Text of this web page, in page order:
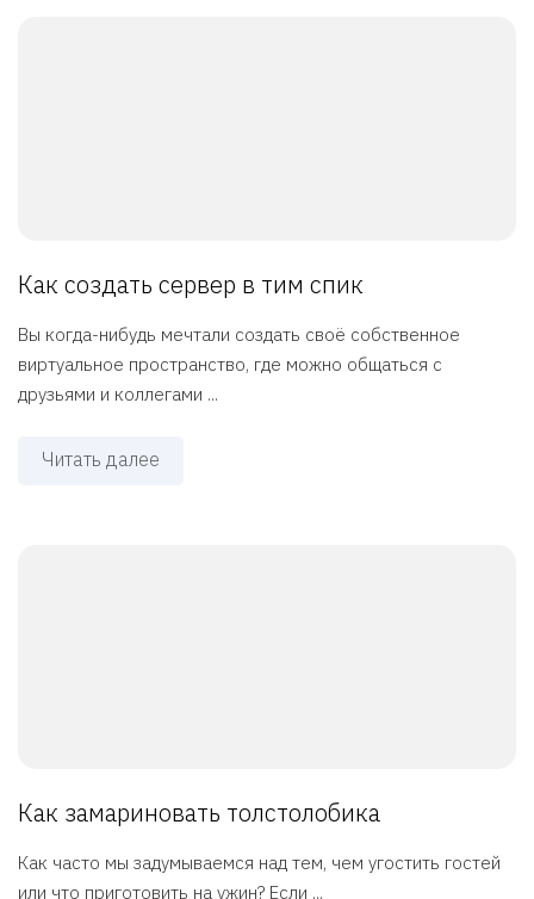
Как создать сервер в тим спик
Вы когда-нибудь мечтали создать своё собственное
виртуальное пространство, где можно общаться с
друзьями и коллегами ...
Читать далее
Как замариновать толстолобика
Как часто мы задумываемся над тем, чем угостить гостей
или что приготовить на ужин? Если ...